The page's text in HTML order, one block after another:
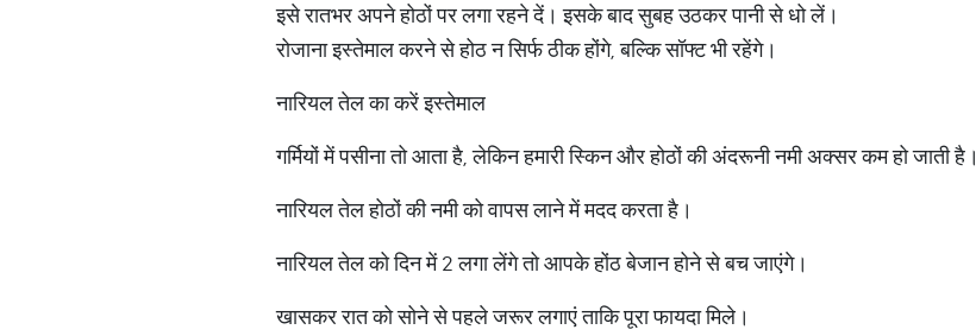
इसे रातभर अपने होठों पर लगा रहने दें। इसके बाद सुबह उठकर पानी से धो लें।
रोजाना इस्तेमाल करने से होठ न सिर्फ ठीक होंगे, बल्कि सॉफ्ट भी रहेंगे।
नारियल तेल का करें इस्तेमाल
गर्मियों में पसीना तो आता है, लेकिन हमारी स्किन और होठों की अंदरूनी नमी अक्सर कम हो जाती है।
नारियल तेल होठों की नमी को वापस लाने में मदद करता है।
नारियल तेल को दिन में 2 लगा लेंगे तो आपके होंठ बेजान होने से बच जाएंगे।
खासकर रात को सोने से पहले जरूर लगाएं ताकि पूरा फायदा मिले।